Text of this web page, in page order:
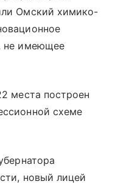
Омский химико-
не имеющее
места построен
схеме
новый лицей